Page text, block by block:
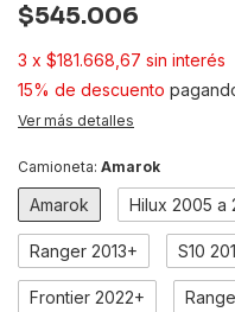
$545.006
3 x $181.668,67 sin interés
15% de descuento
Ver más detalles
Camioneta: Amarok
Amarok Hilux 2005 a
Ranger 2013+ S10
Frontier 2022+